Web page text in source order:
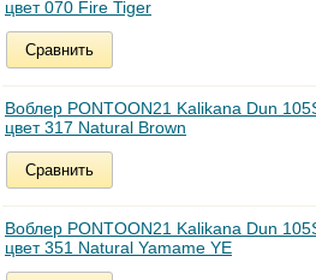
цвет 070 Fire Tiger
Сравнить
Воблер PONTOON21 Kalikana Dun
цвет 317 Natural Brown
Сравнить
Воблер PONTOON21 Kalikana Dun
цвет 351 Natural Yamame YE